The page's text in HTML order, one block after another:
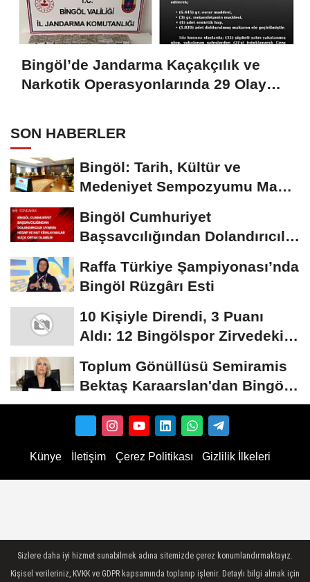
Bingöl’de Jandarma Kaçakçılık ve
Narkotik Operasyonlarında 29 Olaya
SON HABERLER
Bingöl: Tarih, Kültür ve
Medeniyet Sempozyumu Mayıs
Bingöl Cumhuriyet
Başsavcılığından Dolandırıcılık
Raffa Türkiye Şampiyonası’nda
Bingöl Rüzgârı Esti
10 Kişiyle Direndi, 3 Puanı
Aldı: 12 Bingölspor Zirvedeki
Toplum Gönüllüsü Semiramis
Bektaş Karaarslan'dan Bingöl
İçin Deprem...
Künye İletişim Çerez Politikası Gizlilik İlkeleri
Sizlere daha iyi hizmet sunabilmek adına sitemizde çerez konumlandırmaktayız.
Kişisel verileriniz, KVKK ve GDPR kapsamında toplanıp işlenir. Detaylı bilgi almak için